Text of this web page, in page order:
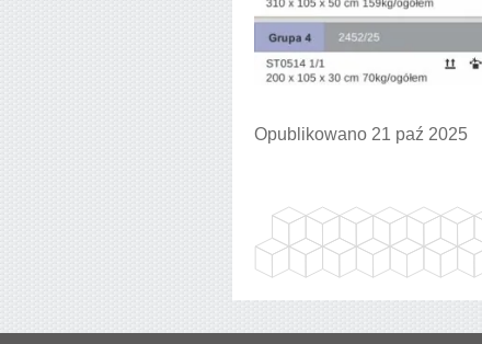
Opublikowano 21 paź 2025